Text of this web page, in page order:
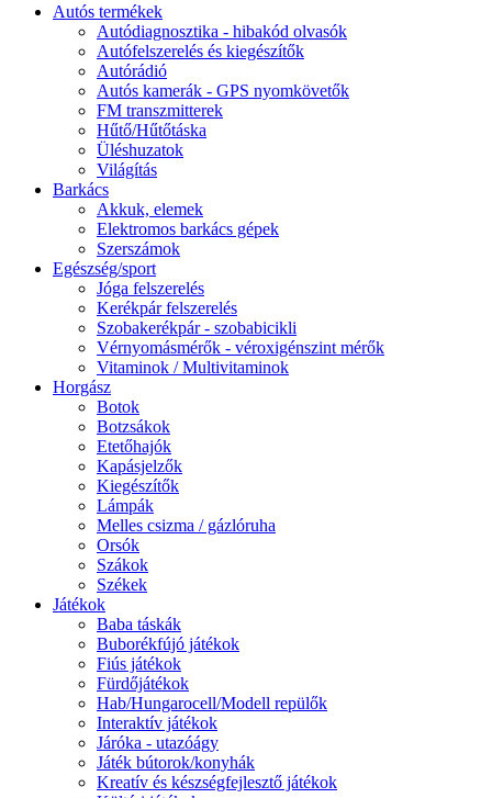
Autós termékek
Autódiagnosztika - hibakód olvasók
Autófelszerelés és kiegészítők
Autórádió
Autós kamerák - GPS nyomkövetők
FM transzmitterek
Hűtő/Hűtőtáska
Üléshuzatok
Világítás
Barkács
Akkuk, elemek
Elektromos barkács gépek
Szerszámok
Egészség/sport
Jóga felszerelés
Kerékpár felszerelés
Szobakerékpár - szobabicikli
Vérnyomásmérők - véroxigénszint mérők
Vitaminok / Multivitaminok
Horgász
Botok
Botzsákok
Etetőhajók
Kapásjelzők
Kiegészítők
Lámpák
Melles csizma / gázlóruha
Orsók
Szákok
Székek
Játékok
Baba táskák
Buborékfújó játékok
Fiús játékok
Fürdőjátékok
Hab/Hungarocell/Modell repülők
Interaktív játékok
Járóka - utazóágy
Játék bútorok/konyhák
Kreatív és készségfejlesztő játékok